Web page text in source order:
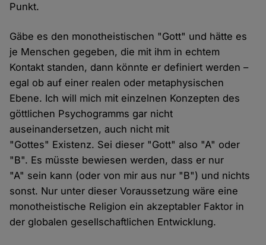
Punkt.
Gäbe es den monotheistischen "Gott" und hätte es
je Menschen gegeben, die mit ihm in echtem
Kontakt standen, dann könnte er definiert werden –
egal ob auf einer realen oder metaphysischen
Ebene. Ich will mich mit einzelnen Konzepten des
göttlichen Psychogramms gar nicht
auseinandersetzen, auch nicht mit
"Gottes" Existenz. Sei dieser "Gott" also "A" oder
"B". Es müsste bewiesen werden, dass er nur
"A" sein kann (oder von mir aus nur "B") und nichts
sonst. Nur unter dieser Voraussetzung wäre eine
monotheistische Religion ein akzeptabler Faktor in
der globalen gesellschaftlichen Entwicklung.